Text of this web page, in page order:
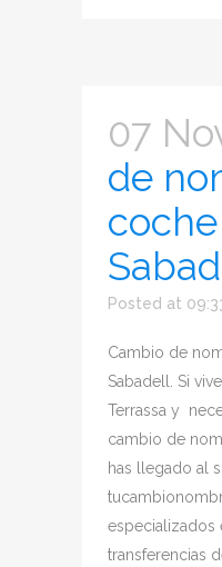
07
de
Posted at
Cambio de
Sabadell. Si
Terrassa y
cambio de
has llegado al
especializados
transferencias